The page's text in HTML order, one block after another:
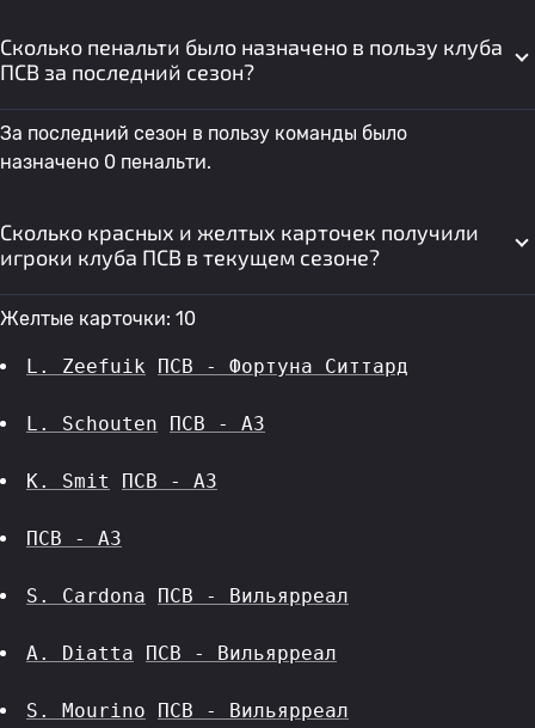
Сколько пенальти было назначено в пользу клуба
ПСВ за последний сезон?
За последний сезон в пользу команды было
назначено 0 пенальти.
Сколько красных и желтых карточек получили
игроки клуба ПСВ в текущем сезоне?
Желтые карточки: 10
L. Zeefuik ПСВ - Фортуна Ситтард
L. Schouten ПСВ - АЗ
K. Smit ПСВ - АЗ
ПСВ - АЗ
S. Cardona ПСВ - Вильярреал
A. Diatta ПСВ - Вильярреал
S. Mourino ПСВ - Вильярреал